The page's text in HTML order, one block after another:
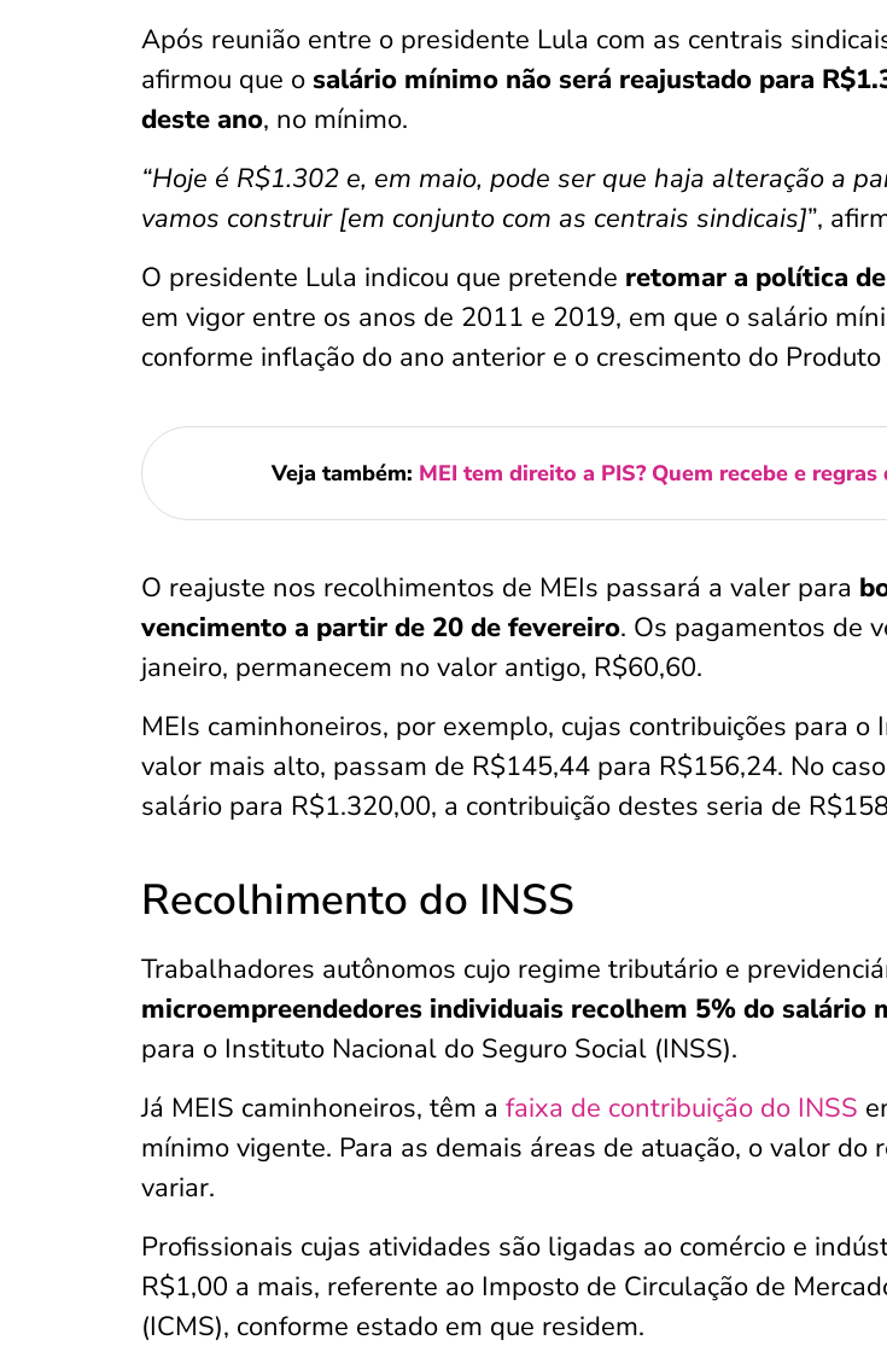
Após reunião entre o presidente Lula com as centrais
afirmou que o salário mínimo não será reajustado para
deste ano, no mínimo.
“Hoje é R$1.302 e, em maio, pode ser que haja alteração a
vamos construir [em conjunto com as centrais sindicais]”,
O presidente Lula indicou que pretende retomar a política
em vigor entre os anos de 2011 e 2019, em que o salário
conforme inflação do ano anterior e o crescimento do
Veja também: MEI tem direito a PIS? Quem recebe e
O reajuste nos recolhimentos de MEIs passará a valer para
vencimento a partir de 20 de fevereiro. Os pagamentos de
janeiro, permanecem no valor antigo, R$60,60.
MEIs caminhoneiros, por exemplo, cujas contribuições para o
valor mais alto, passam de R$145,44 para R$156,24. No
salário para R$1.320,00, a contribuição destes seria de
Recolhimento do INSS
Trabalhadores autônomos cujo regime tributário e
microempreendedores individuais recolhem 5% do salário
para o Instituto Nacional do Seguro Social (INSS).
Já MEIS caminhoneiros, têm a faixa de contribuição do INSS
mínimo vigente. Para as demais áreas de atuação, o valor do
variar.
Profissionais cujas atividades são ligadas ao comércio e
R$1,00 a mais, referente ao Imposto de Circulação de
(ICMS), conforme estado em que residem.